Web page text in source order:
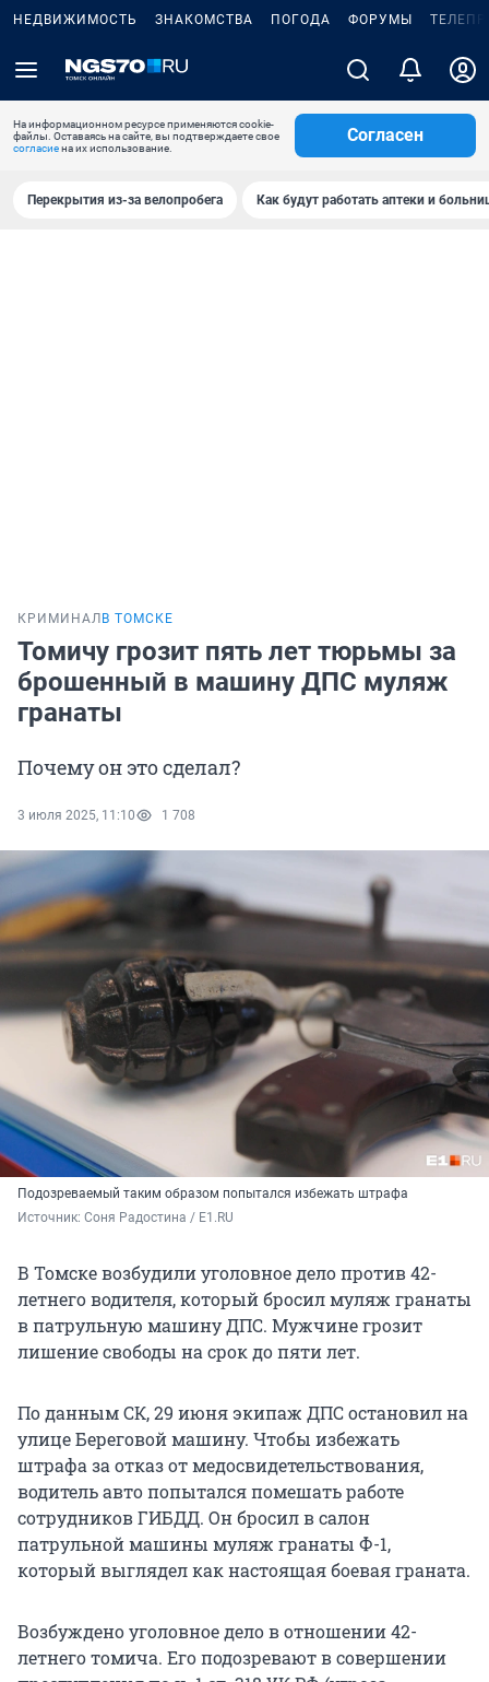
НЕДВИЖИМОСТЬ ЗНАКОМСТВА ПОГОДА ФОРУМЫ
На информационном ресурсе применяются cookie-
файлы. Оставаясь на сайте, вы подтверждаете свое
согласиена их использование.
Согласен
Перекрытия из-за велопробега Как будут работать аптеки и
КРИМИНАЛ В ТОМСКЕ
Томичу грозит пять лет тюрьмы за
брошенный в машину ДПС муляж
гранаты
Почему он это сделал?
3 июля 2025, 11:10 1 708
Подозреваемый таким образом попытался избежать штрафа
Источник: Соня Радостина / E1.RU
В Томске возбудили уголовное дело против 42-
летнего водителя, который бросил муляж гранаты
в патрульную машину ДПС. Мужчине грозит
лишение свободы на срок до пяти лет.
По данным СК, 29 июня экипаж ДПС остановил на
улице Береговой машину. Чтобы избежать
штрафа за отказ от медосвидетельствования,
водитель авто попытался помешать работе
сотрудников ГИБДД. Он бросил в салон
патрульной машины муляж гранаты Ф-1,
который выглядел как настоящая боевая граната.
Возбуждено уголовное дело в отношении 42-
летнего томича. Его подозревают в совершении